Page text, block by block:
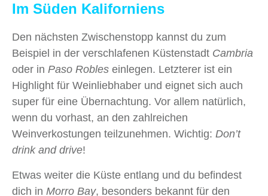
Im Süden Kaliforniens
Den nächsten Zwischenstopp kannst du zum
Beispiel in der verschlafenen Küstenstadt Cambria
oder in Paso Robles einlegen. Letzterer ist ein
Highlight für Weinliebhaber und eignet sich auch
super für eine Übernachtung. Vor allem natürlich,
wenn du vorhast, an den zahlreichen
Weinverkostungen teilzunehmen. Wichtig: Don’t
drink and drive!
Etwas weiter die Küste entlang und du befindest
dich in Morro Bay, besonders bekannt für den